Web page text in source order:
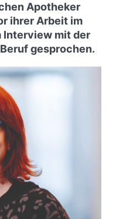
Apotheker
ihrer Arbeit im
Interview mit der
gesprochen.